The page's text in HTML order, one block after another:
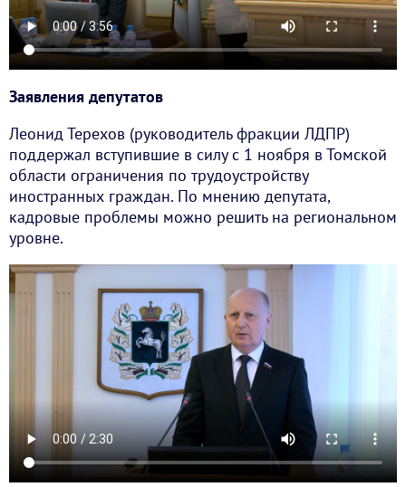
Заявления депутатов
Леонид Терехов (руководитель фракции ЛДПР)
поддержал вступившие в силу с 1 ноября в Томской
области ограничения по трудоустройству
иностранных граждан. По мнению депутата,
кадровые проблемы можно решить на региональном
уровне.